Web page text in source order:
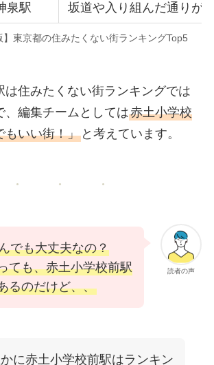
泉駅 坂道や入り組んだ通りが
】東京都の住みたくない街ランキングTop5
は住みたくない街ランキングでは
、編集チームとしては赤土小学校
もいい街！」と考えています。
読者の声
でも大丈夫なの？
ても、赤土小学校前駅
るのだけど、、
に赤土小学校前駅はランキン